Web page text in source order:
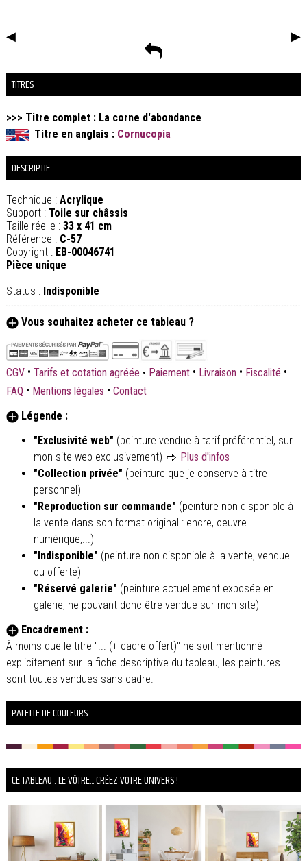
◀ ▶
TITRES
>>> Titre complet : La corne d'abondance
Titre en anglais : Cornucopia
DESCRIPTIF
Technique : Acrylique
Support : Toile sur châssis
Taille réelle : 33 x 41 cm
Référence : C-57
Copyright : EB-00046741
Pièce unique
Status : Indisponible
Vous souhaitez acheter ce tableau ?
CGV • Tarifs et cotation agréée • Paiement • Livraison • Fiscalité •
FAQ • Mentions légales • Contact
Légende :
"Exclusivité web" (peinture vendue à tarif préférentiel, sur
mon site web exclusivement)
Plus d'infos
"Collection privée" (peinture que je conserve à titre
personnel)
"Reproduction sur commande" (peinture non disponible à
la vente dans son format original : encre, oeuvre
numérique,...)
"Indisponible" (peinture non disponible à la vente, vendue
ou offerte)
"Réservé galerie" (peinture actuellement exposée en
galerie, ne pouvant donc être vendue sur mon site)
Encadrement :
À moins que le titre "... (+ cadre offert)" ne soit mentionné
explicitement sur la fiche descriptive du tableau, les peintures
sont toutes vendues sans cadre.
PALETTE DE COULEURS
CE TABLEAU : LE VÔTRE... CRÉEZ VOTRE UNIVERS !